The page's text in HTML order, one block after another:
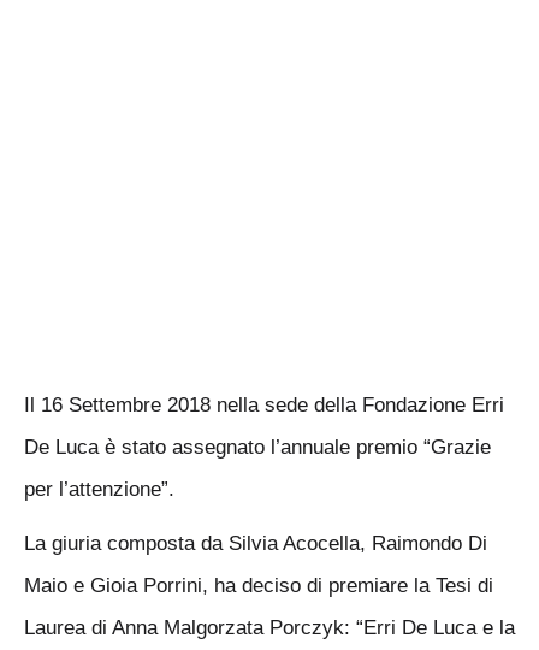
Il 16 Settembre 2018 nella sede della Fondazione Erri
De Luca è stato assegnato l’annuale premio “Grazie
per l’attenzione”.
La giuria composta da Silvia Acocella, Raimondo Di
Maio e Gioia Porrini, ha deciso di premiare la Tesi di
Laurea di Anna Malgorzata Porczyk: “Erri De Luca e la